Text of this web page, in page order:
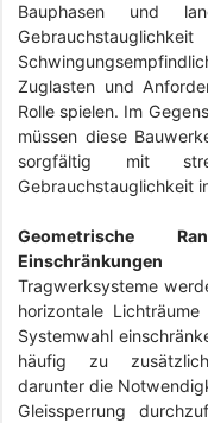
Bauphasen und
Zuglasten und
Rolle spielen. Im
müssen diese
sorgfältig mit
Gebrauchstauglichkeit
Geometrische
Einschränkungen
Tragwerksysteme
horizontale
Systemwahl
häufig zu
darunter die
Gleissperrung